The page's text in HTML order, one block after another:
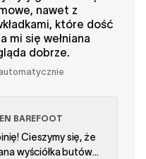
nawet z
które dość
mi się wełniana
dobrze.
BAREFOOT
Cieszymy się, że
wyściółka butów